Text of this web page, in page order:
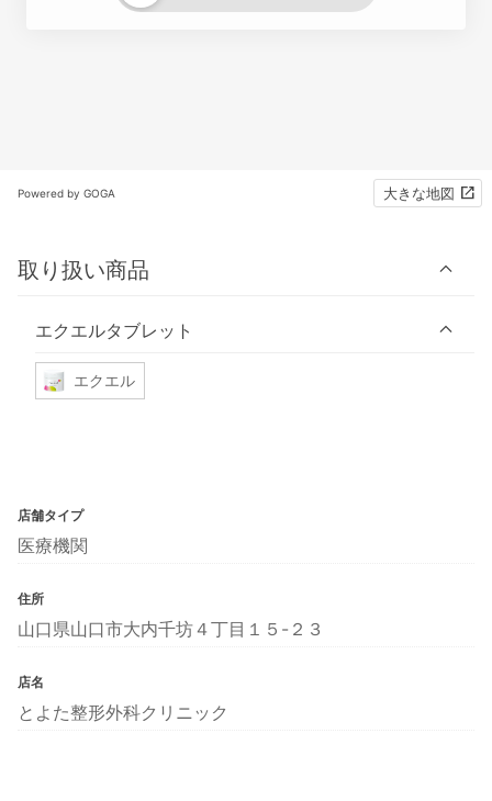
Powered by GOGA 大きな地図
取り扱い商品
エクエルタブレット
エクエル
店舗タイプ
医療機関
住所
山口県山口市大内千坊４丁目１５-２３
店名
とよた整形外科クリニック